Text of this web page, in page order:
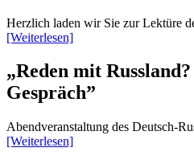
Herzlich laden wir Sie zur Lektüre
[Weiterlesen]
„Reden mit
Gespräch”
Abendveranstaltung des Deutsch-
[Weiterlesen]